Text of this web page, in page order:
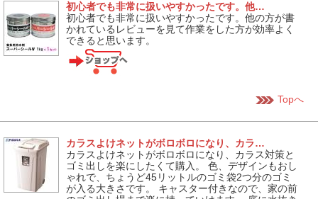
初心者でも非常に扱いやすかったです。他…
初心者でも非常に扱いやすかったです。他の方が書
かれているレビューを見て作業をした方が効率よく
できると思います。
Topへ
カラスよけネットがボロボロになり、カラ…
カラスよけネットがボロボロになり、カラス対策と
ゴミ出しを楽にしたくて購入。 色、デザインもおし
ゃれで、ちょうど45リットルのゴミ袋2つ分のゴミ
が入る大きさです。 キャスター付きなので、家の前